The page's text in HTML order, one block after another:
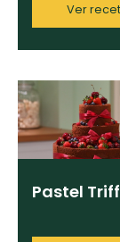
Chef
Programas
Ver
Pastel